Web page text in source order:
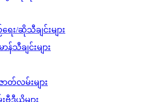
ဒီယိုများ
တောင်းများ
ောင်းဆိုခြင်းများ
န်း/ကဗျာများ
း/မဂ္ဂဇင်းများ
ာသတင်းများ